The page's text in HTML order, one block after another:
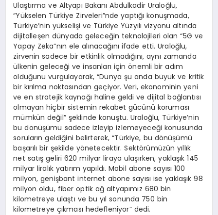
Ulaştırma ve Altyapı Bakanı Abdulkadir Uraloğlu,
“Yükselen Türkiye Zirveleri”nde yaptığı konuşmada,
Türkiye’nin yükselişi ve Türkiye Yüzyılı vizyonu altında
dijitalleşen dünyada geleceğin teknolojileri olan “5G ve
Yapay Zeka”nın ele alınacağını ifade etti. Uraloğlu,
zirvenin sadece bir etkinlik olmadığını, aynı zamanda
ülkenin geleceği ve insanları için önemli bir adım
olduğunu vurgulayarak, “Dünya şu anda büyük ve kritik
bir kırılma noktasından geçiyor. Veri, ekonominin yeni
ve en stratejik kaynağı haline geldi ve dijital bağlantısı
olmayan hiçbir sistemin rekabet gücünü koruması
mümkün değil” şeklinde konuştu. Uraloğlu, Türkiye’nin
bu dönüşümü sadece izleyip izlemeyeceği konusunda
soruların geldiğini belirterek, “Türkiye, bu dönüşümü
başarılı bir şekilde yönetecektir. Sektörümüzün yıllık
net satış geliri 620 milyar liraya ulaşırken, yaklaşık 145
milyar liralık yatırım yapıldı. Mobil abone sayısı 100
milyon, genişbant internet abone sayısı ise yaklaşık 98
milyon oldu, fiber optik ağ altyapımız 680 bin
kilometreye ulaştı ve bu yıl sonunda 750 bin
kilometreye çıkması hedefleniyor” dedi.